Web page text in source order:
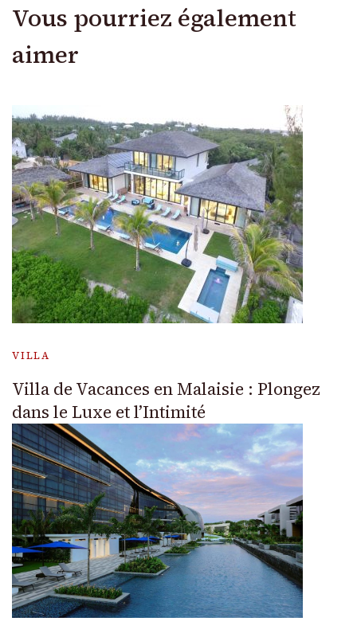
Vous pourriez également
aimer
VILLA
Villa de Vacances en Malaisie : Plongez
dans le Luxe et l’Intimité